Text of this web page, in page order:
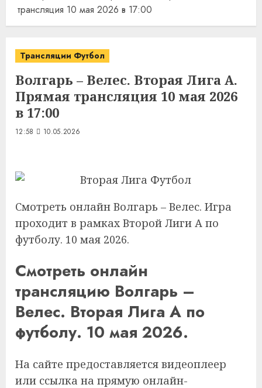
трансляция 10 мая 2026 в 17:00
Трансляции Футбол
Волгарь – Велес. Вторая Лига А.
Прямая трансляция 10 мая 2026
в 17:00
12:58 10.05.2026
Смотреть онлайн Волгарь – Велес. Игра
проходит в рамках Второй Лиги А по
футболу. 10 мая 2026.
Смотреть онлайн
трансляцию Волгарь –
Велес. Вторая Лига А по
футболу. 10 мая 2026.
На сайте предоставляется видеоплеер
или ссылка на прямую онлайн-